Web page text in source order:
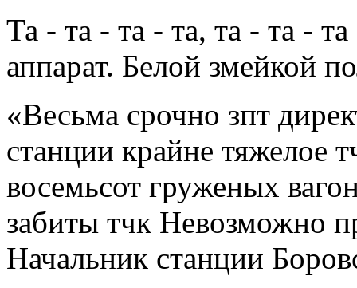
Та - та - та - та, та - та -
аппарат. Белой змейкой
«Весьма срочно зпт
станции крайне тяжелое
восемьсот груженых
забиты тчк Невозможно
Начальник станции